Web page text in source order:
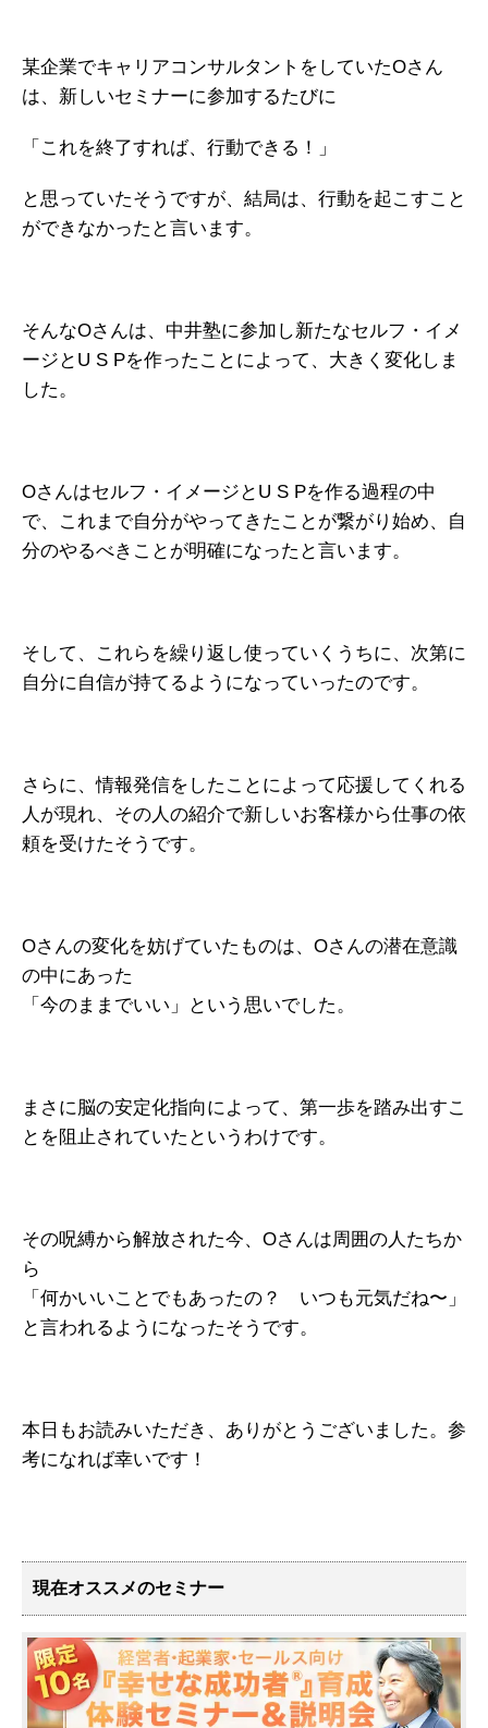
某企業でキャリアコンサルタントをしていたOさん
は、新しいセミナーに参加するたびに
「これを終了すれば、行動できる！」
と思っていたそうですが、結局は、行動を起こすこと
ができなかったと言います。
そんなOさんは、中井塾に参加し新たなセルフ・イメ
ージとU S Pを作ったことによって、大きく変化しま
した。
Oさんはセルフ・イメージとU S Pを作る過程の中
で、これまで自分がやってきたことが繋がり始め、自
分のやるべきことが明確になったと言います。
そして、これらを繰り返し使っていくうちに、次第に
自分に自信が持てるようになっていったのです。
さらに、情報発信をしたことによって応援してくれる
人が現れ、その人の紹介で新しいお客様から仕事の依
頼を受けたそうです。
Oさんの変化を妨げていたものは、Oさんの潜在意識
の中にあった
「今のままでいい」という思いでした。
まさに脳の安定化指向によって、第一歩を踏み出すこ
とを阻止されていたというわけです。
その呪縛から解放された今、Oさんは周囲の人たちか
ら
「何かいいことでもあったの？ いつも元気だね〜」
と言われるようになったそうです。
本日もお読みいただき、ありがとうございました。参
考になれば幸いです！
現在オススメのセミナー